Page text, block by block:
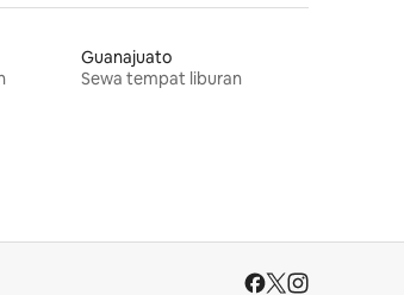
Guanajuato
Sewa tempat liburan